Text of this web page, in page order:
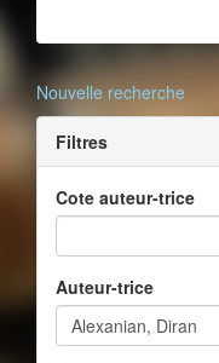
Nouvelle recherche
Filtres
Cote auteur-trice
Auteur-trice